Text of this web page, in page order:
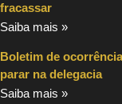
fracassar
Saiba mais »
Boletim de
parar na delegacia
Saiba mais »